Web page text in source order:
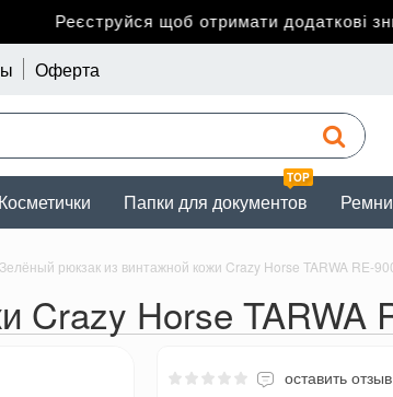
Реєструйся щоб отримати додаткові
Оферта
Косметички
TOP
Папки для документов Ремни
Зелёный рюкзак из винтажной кожи Crazy Horse TARWA RE-
Crazy Horse TARWA
оставить отзыв